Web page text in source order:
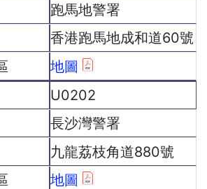
跑馬地警署
香港跑馬地成和道60號
地圖
U0202
長沙灣警署
九龍荔枝角道880號
地圖